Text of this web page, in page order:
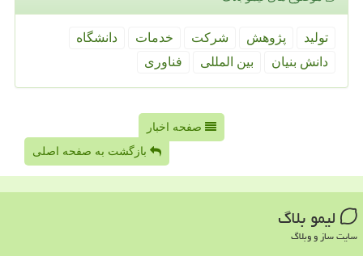
تولید پژوهش شركت خدمات
دانشگاه
دانش بنیان
بین المللی فناوری
صفحه اخبار
بازگشت به صفحه اصلی
لیمو بلاگ
سایت ساز و وبلاگ